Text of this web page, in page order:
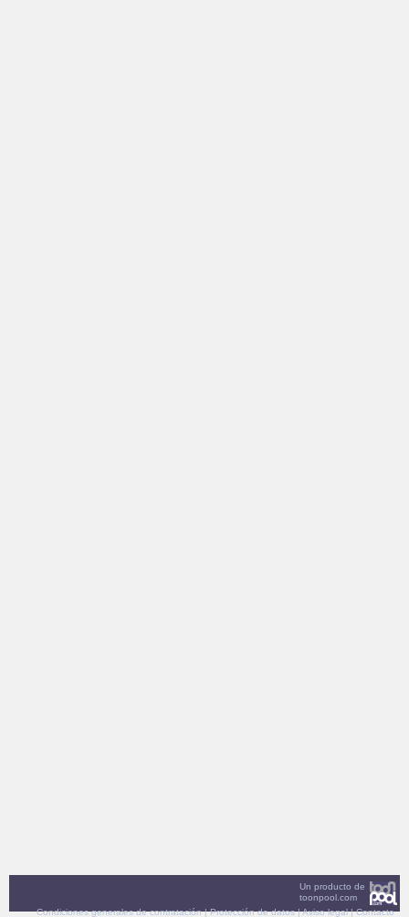
Un producto de
toonpool.com
Condiciones generales de contratación|Protección de datos|Aviso legal|Contacto